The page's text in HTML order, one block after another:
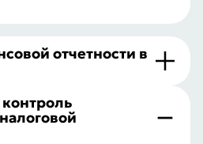
отчетности в